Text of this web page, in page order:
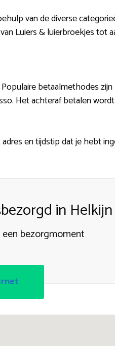
van de diverse
Luiers & luierbroekjes tot
betaalmethodes
Het achteraf betalen
en tijdstip dat je hebt
in Helkijn
bezorgmoment